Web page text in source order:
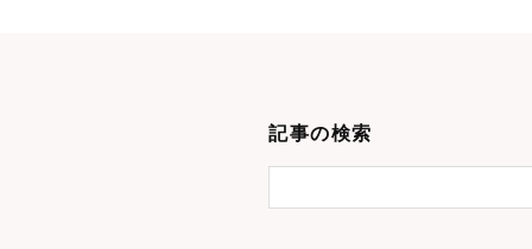
記事の検索